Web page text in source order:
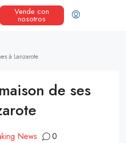
Vende con
nosotros
à Lanzarote
de ses
News 0